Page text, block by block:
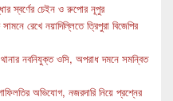
স্বর্ণের চেইন ও রুপোর নূপুর
রেখে নয়াদিল্লিতে ত্রিপুরা বিজেপির
নবনিযুক্ত ওসি, অপরাধ দমনে সমন্বিত
অভিযোগ, নজরদারি নিয়ে প্রশ্নের